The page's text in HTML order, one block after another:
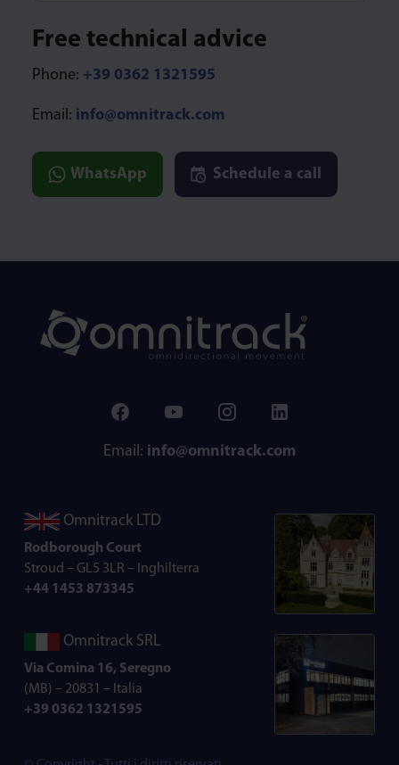
Free technical advice
Phone: +39 0362 1321595
Email: info@omnitrack.com
WhatsApp Schedule a call
Email: info@omnitrack.com
Omnitrack LTD
Rodborough Court
Stroud – GL5 3LR – Inghilterra
+44 1453 873345
Omnitrack SRL
Via Comina 16, Seregno
(MB) – 20831 – Italia
+39 0362 1321595